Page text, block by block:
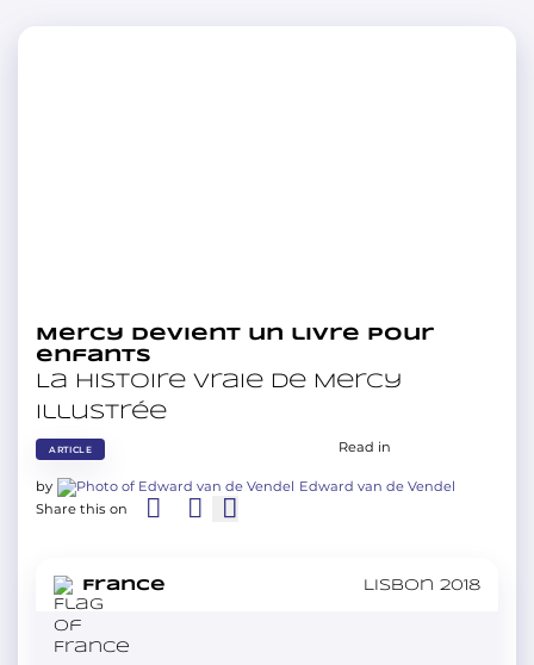
Mercy devient un livre pour
enfants
La histoire vraie de Mercy
illustrée
ARTICLE Read in
by
Edward van de Vendel
Share this on
France
in Lisbon 2018